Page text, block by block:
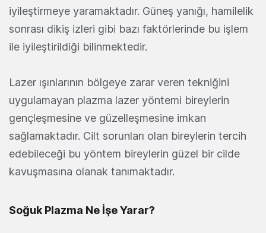
iyileştirmeye yaramaktadır. Güneş yanığı, hamilelik
sonrası dikiş izleri gibi bazı faktörlerinde bu işlem
ile iyileştirildiği bilinmektedir.
Lazer ışınlarının bölgeye zarar veren tekniğini
uygulamayan plazma lazer yöntemi bireylerin
gençleşmesine ve güzelleşmesine imkan
sağlamaktadır. Cilt sorunları olan bireylerin tercih
edebileceği bu yöntem bireylerin güzel bir cilde
kavuşmasına olanak tanımaktadır.
Soğuk Plazma Ne İşe Yarar?